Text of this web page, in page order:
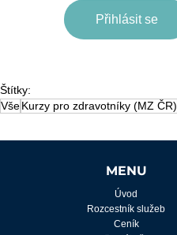
Přihlásit se
Štítky:
VšeKurzy pro zdravotníky (MZ ČR)
MENU
Úvod
Rozcestník služeb
Ceník